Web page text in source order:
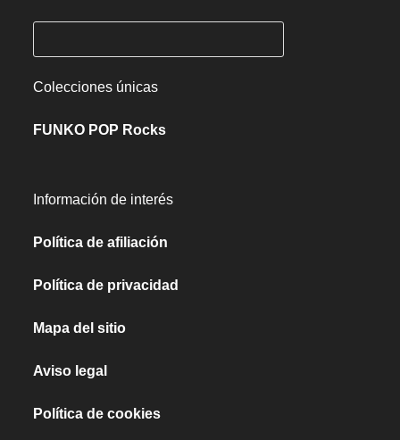
Colecciones únicas
FUNKO POP Rocks
Información de interés
Política de afiliación
Política de privacidad
Mapa del sitio
Aviso legal
Política de cookies